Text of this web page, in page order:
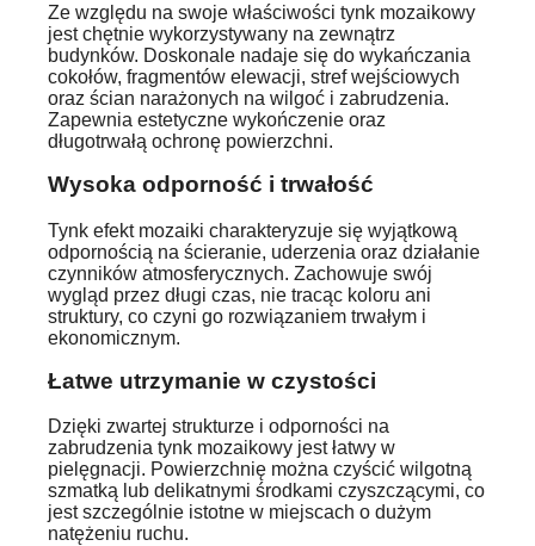
Ze względu na swoje właściwości tynk mozaikowy
jest chętnie wykorzystywany na zewnątrz
budynków. Doskonale nadaje się do wykańczania
cokołów, fragmentów elewacji, stref wejściowych
oraz ścian narażonych na wilgoć i zabrudzenia.
Zapewnia estetyczne wykończenie oraz
długotrwałą ochronę powierzchni.
Wysoka odporność i trwałość
Tynk efekt mozaiki charakteryzuje się wyjątkową
odpornością na ścieranie, uderzenia oraz działanie
czynników atmosferycznych. Zachowuje swój
wygląd przez długi czas, nie tracąc koloru ani
struktury, co czyni go rozwiązaniem trwałym i
ekonomicznym.
Łatwe utrzymanie w czystości
Dzięki zwartej strukturze i odporności na
zabrudzenia tynk mozaikowy jest łatwy w
pielęgnacji. Powierzchnię można czyścić wilgotną
szmatką lub delikatnymi środkami czyszczącymi, co
jest szczególnie istotne w miejscach o dużym
natężeniu ruchu.